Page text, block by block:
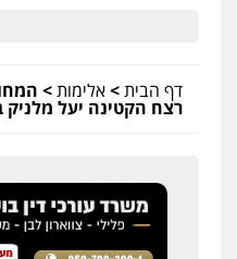
דף הבית>אלימות>
רצח הקטינה יעל מלניק